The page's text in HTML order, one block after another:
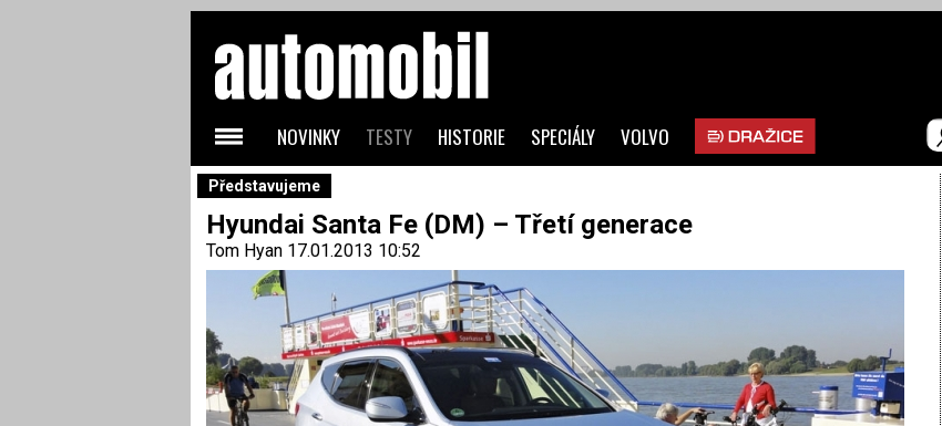
Představujeme
Hyundai Santa Fe (DM) – Třetí generace
Tom Hyan17.01.2013 10:52
NOVINKY TESTY HISTORIE SPECIÁLY VOLVO